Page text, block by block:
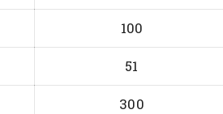
100
51
300